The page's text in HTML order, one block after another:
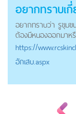
อยากทราบเ
อยากทราบว่า รูขุม
ต้องมีหนองออกมาห
https://
อักเสบ.aspx